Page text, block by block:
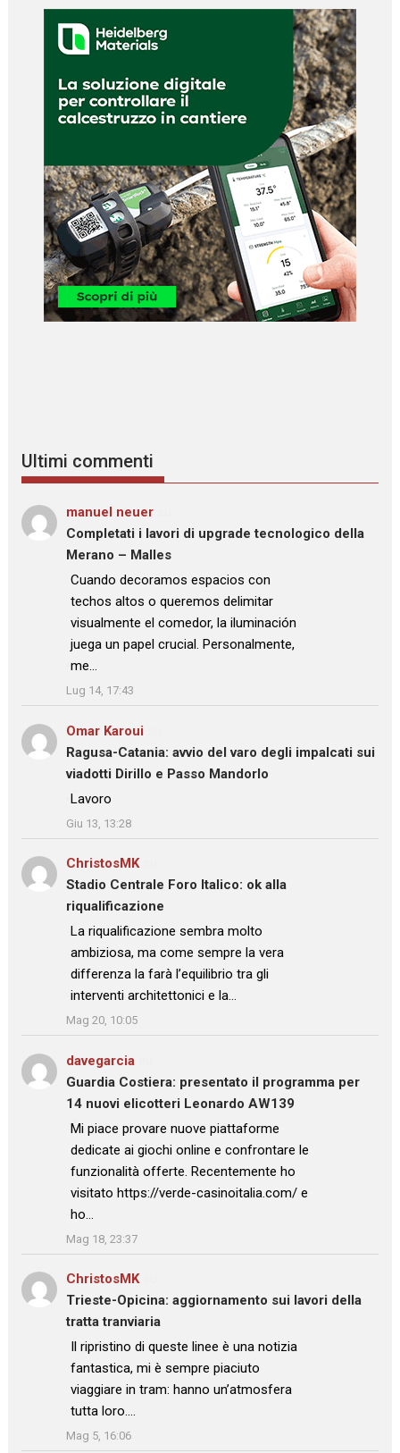
Ultimi commenti
manuel neuer
Completati i lavori di upgrade tecnologico della
Merano – Malles
: “
Cuando decoramos espacios con
techos altos o queremos delimitar
visualmente el comedor, la iluminación
juega un papel crucial. Personalmente,
me…
”
Lug 14, 17:43
Omar Karoui
Ragusa-Catania: avvio del varo degli impalcati sui
viadotti Dirillo e Passo Mandorlo
: “Lavoro
”
Giu 13, 13:28
ChristosMKsu
Stadio Centrale Foro Italico: ok alla
riqualificazione
: “La riqualificazione sembra molto
ambiziosa, ma come sempre la vera
differenza la farà l’equilibrio tra gli
interventi architettonici e la…
”
Mag 20, 10:05
davegarcia
Guardia Costiera: presentato il programma per
14 nuovi elicotteri Leonardo AW139
: “
Mi piace provare nuove piattaforme
dedicate ai giochi online e confrontare le
funzionalità offerte. Recentemente ho
visitato https://verde-casinoitalia.com/ e
ho…
”
Mag 18, 23:37
ChristosMKsu
Trieste-Opicina: aggiornamento sui lavori della
tratta tranviaria
: “
Il ripristino di queste linee è una notizia
fantastica, mi è sempre piaciuto
viaggiare in tram: hanno un’atmosfera
tutta loro.…
”
Mag 5, 16:06